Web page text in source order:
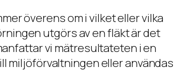
överens om i vilket eller vilka
utgörs av en fläkt är det
vi mätresultateten i en
miljöförvaltningen eller användas